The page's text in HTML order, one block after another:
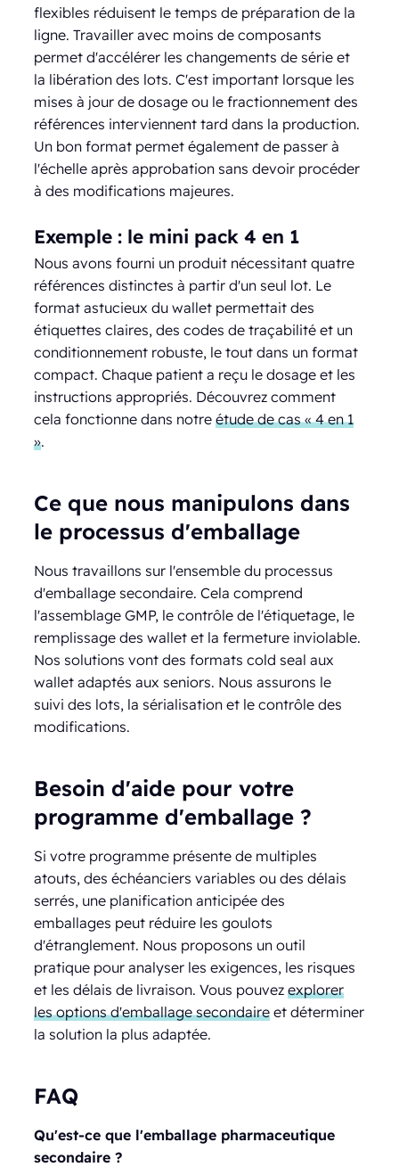
flexibles réduisent le temps de préparation de la
ligne. Travailler avec moins de composants
permet d'accélérer les changements de série et
la libération des lots. C'est important lorsque les
mises à jour de dosage ou le fractionnement des
références interviennent tard dans la production.
Un bon format permet également de passer à
l'échelle après approbation sans devoir procéder
à des modifications majeures.
Exemple : le mini pack 4 en 1
Nous avons fourni un produit nécessitant quatre
références distinctes à partir d'un seul lot. Le
format astucieux du wallet permettait des
étiquettes claires, des codes de traçabilité et un
conditionnement robuste, le tout dans un format
compact. Chaque patient a reçu le dosage et les
instructions appropriés. Découvrez comment
cela fonctionne dans notreétude de cas « 4 en 1
».
Ce que nous manipulons dans
le processus d'emballage
Nous travaillons sur l'ensemble du processus
d'emballage secondaire. Cela comprend
l'assemblage GMP, le contrôle de l'étiquetage, le
remplissage des wallet et la fermeture inviolable.
Nos solutions vont des formats cold seal aux
wallet adaptés aux seniors. Nous assurons le
suivi des lots, la sérialisation et le contrôle des
modifications.
Besoin d'aide pour votre
programme d'emballage ?
Si votre programme présente de multiples
atouts, des échéanciers variables ou des délais
serrés, une planification anticipée des
emballages peut réduire les goulots
d'étranglement. Nous proposons un outil
pratique pour analyser les exigences, les risques
et les délais de livraison. Vous pouvezexplorer
les options d'emballage secondaire et déterminer
la solution la plus adaptée.
FAQ
Qu'est-ce que l'emballage pharmaceutique
secondaire ?